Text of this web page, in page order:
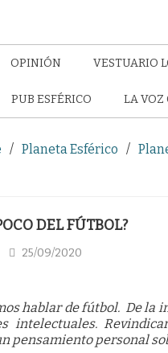
OPINIÓN VESTUARIO
PUB ESFÉRICO LA VOZ
Planeta Esférico
DEL FÚTBOL?
25/09/2020
hablar de fútbol. De la
intelectuales.
pensamiento personal